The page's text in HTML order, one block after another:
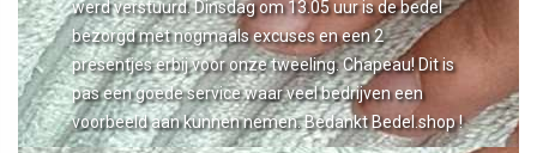
werd verstuurd. Dinsdag om 13.05 uur is de bedel
bezorgd met nogmaals excuses en een 2
presentjes erbij voor onze tweeling. Chapeau! Dit is
pas een goede service waar veel bedrijven een
voorbeeld aan kunnen nemen. Bedankt Bedel.shop !